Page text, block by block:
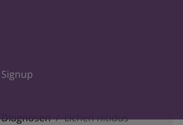
Signup
Diagnosen Lichen nitidus